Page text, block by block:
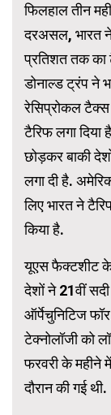
फिलहाल तीन
दरअसल, भारत
प्रतिशत तक का
डोनाल्ड ट्रंप ने
रेसिप्रोकल टैक्स
टैरिफ लगा दिया
छोड़कर बाकी
लगा दी है.
लिए भारत ने
किया है.
यूएस फैक्टशीट के
देशों ने 21वीं
ऑर्पेचुनिटिज
टेक्नोलॉजी को
फरवरी के महीने
दौरान की गई थी.